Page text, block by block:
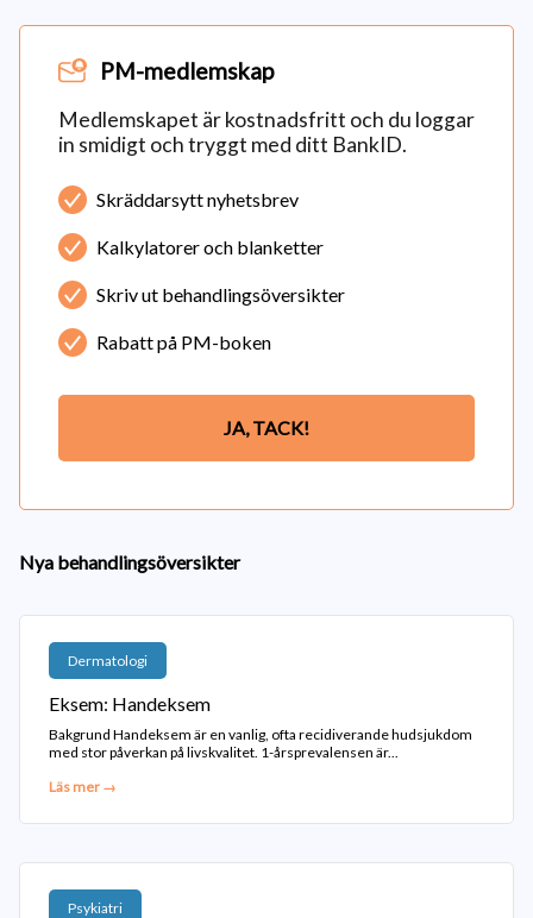
PM-medlemskap
Medlemskapet är kostnadsfritt och du loggar
in smidigt och tryggt med ditt BankID.
Skräddarsytt nyhetsbrev
Kalkylatorer och blanketter
Skriv ut behandlingsöversikter
Rabatt på PM-boken
JA, TACK!
Nya behandlingsöversikter
Dermatologi
Eksem: Handeksem
Bakgrund Handeksem är en vanlig, ofta recidiverande hudsjukdom
med stor påverkan på livskvalitet. 1-årsprevalensen är...
Läs mer →
Psykiatri